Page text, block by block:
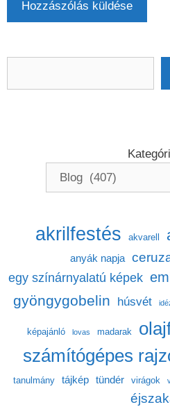
akrilfestés akvarell
anyák napja
egy színárnyalatú képek
gyöngygobelin húsvét
képajánló lovas madarak
számítógépes
tanulmány tájkép tündér virágok